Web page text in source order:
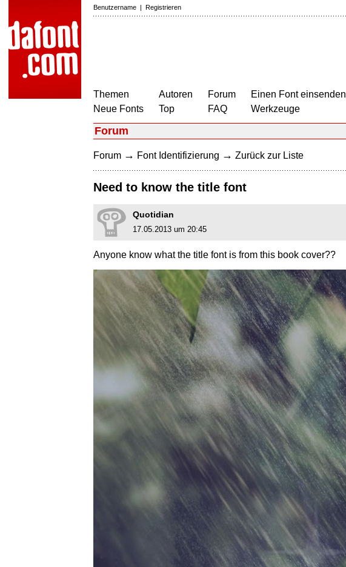
Benutzername | Registrieren
Themen
Neue Fonts
Autoren
Top
Forum
FAQ
Einen Font einsenden
Werkzeuge
Forum
Forum → Font Identifizierung → Zurück zur Liste
Need to know the title font
Quotidian
17.05.2013 um 20:45
Anyone know what the title font is from this book cover??